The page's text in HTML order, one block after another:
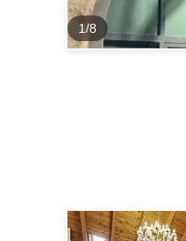
1/8